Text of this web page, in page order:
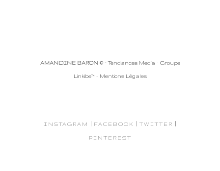
AMANDINE BARON © -Tendances Media - Groupe
Linkibe™ - Mentions Légales
INSTAGRAM | FACEBOOK | TWITTER |
PINTEREST